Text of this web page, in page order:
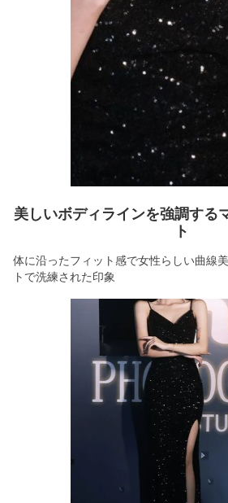
美しいボディラインを強調する
ト
体に沿ったフィット感で女性らしい曲線
トで洗練された印象